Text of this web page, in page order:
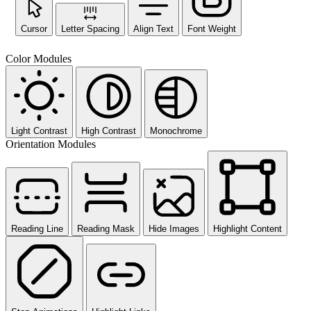
Cursor Letter Spacing Align Text Font Weight
Color Modules
Light Contrast High Contrast Monochrome
Orientation Modules
Reading Line Reading Mask Hide Images Highlight Content